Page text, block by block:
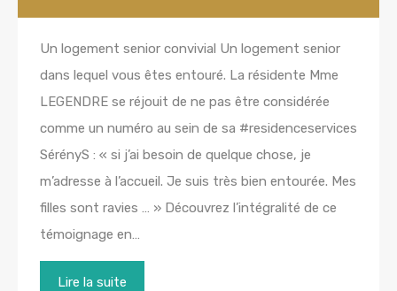
Un logement senior convivial Un logement senior
dans lequel vous êtes entouré. La résidente Mme
LEGENDRE se réjouit de ne pas être considérée
comme un numéro au sein de sa #residenceservices
SérényS : « si j’ai besoin de quelque chose, je
m’adresse à l’accueil. Je suis très bien entourée. Mes
filles sont ravies … » Découvrez l’intégralité de ce
témoignage en…
Lire la suite